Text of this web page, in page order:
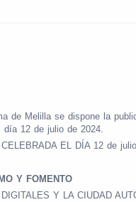
de Melilla se dispone la
día 12 de julio de 2024.
EL DÍA 12 de
Y FOMENTO
Y LA CIUDAD